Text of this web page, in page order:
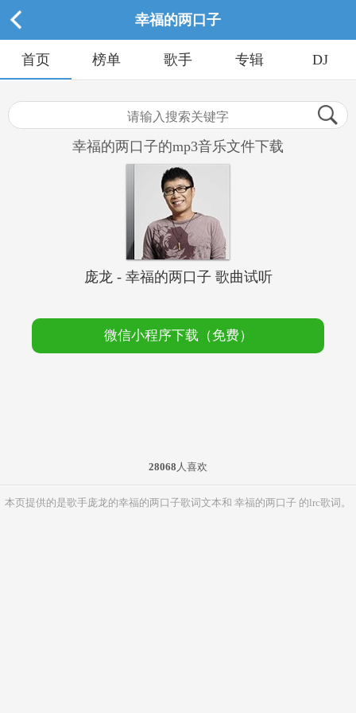
幸福的两口子
首页 榜单 歌手 专辑 DJ
幸福的两口子的mp3音乐文件下载
庞龙 - 幸福的两口子 歌曲试听
微信小程序下载（免费）
28068 人喜欢
本页提供的是歌手庞龙的幸福的两口子歌词文本和 幸福的两口子 的lrc歌词。